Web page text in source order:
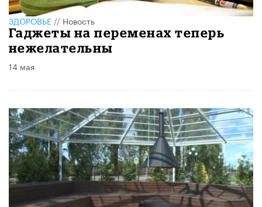
ЗДОРОВЬЕ // Новость
Гаджеты на переменах теперь
нежелательны
14 мая